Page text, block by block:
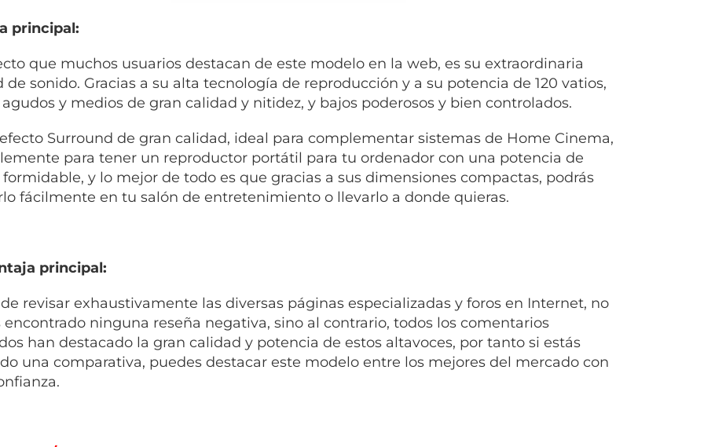
principal:
que muchos usuarios destacan de este modelo en la web, es su extraordinaria
de sonido. Gracias a su alta tecnología de reproducción y a su potencia de 120 vatios,
y medios de gran calidad y nitidez, y bajos poderosos y bien controlados.
Surround de gran calidad, ideal para complementar sistemas de Home Cinema,
para tener un reproductor portátil para tu ordenador con una potencia de
y lo mejor de todo es que gracias a sus dimensiones compactas, podrás
fácilmente en tu salón de entretenimiento o llevarlo a donde quieras.
principal:
revisar exhaustivamente las diversas páginas especializadas y foros en Internet, no
encontrado ninguna reseña negativa, sino al contrario, todos los comentarios
han destacado la gran calidad y potencia de estos altavoces, por tanto si estás
una comparativa, puedes destacar este modelo entre los mejores del mercado con